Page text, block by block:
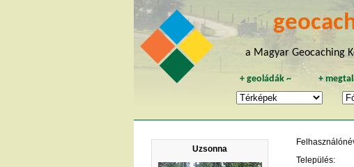
a Magyar Geocaching
+geoládák ~ +
Uzsonna
Település: